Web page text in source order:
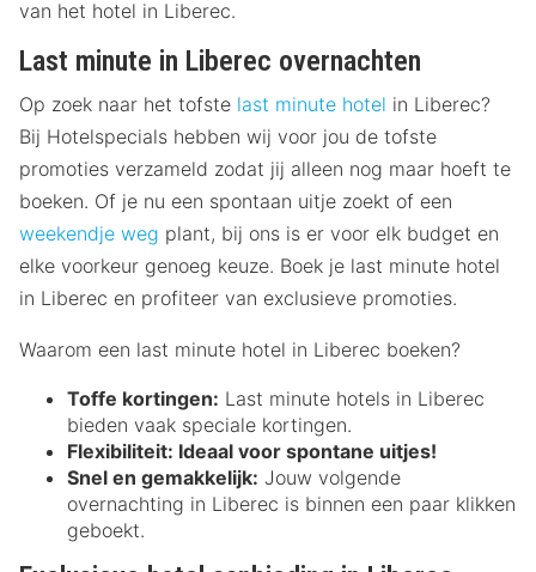
van het hotel in Liberec.
Last minute in Liberec overnachten
Op zoek naar het tofste last minute hotel in Liberec?
Bij Hotelspecials hebben wij voor jou de tofste
promoties verzameld zodat jij alleen nog maar hoeft te
boeken. Of je nu een spontaan uitje zoekt of een
weekendje weg plant, bij ons is er voor elk budget en
elke voorkeur genoeg keuze. Boek je last minute hotel
in Liberec en profiteer van exclusieve promoties.
Waarom een last minute hotel in Liberec boeken?
Toffe kortingen: Last minute hotels in Liberec
bieden vaak speciale kortingen.
Flexibiliteit: Ideaal voor spontane uitjes!
Snel en gemakkelijk: Jouw volgende
overnachting in Liberec is binnen een paar klikken
geboekt.